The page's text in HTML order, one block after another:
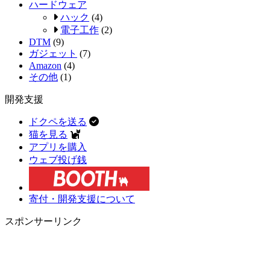
ハードウェア
ハック (4)
電子工作 (2)
DTM (9)
ガジェット (7)
Amazon (4)
その他 (1)
開発支援
ドクペを送る
猫を見る
アプリを購入
ウェブ投げ銭
寄付・開発支援について
スポンサーリンク